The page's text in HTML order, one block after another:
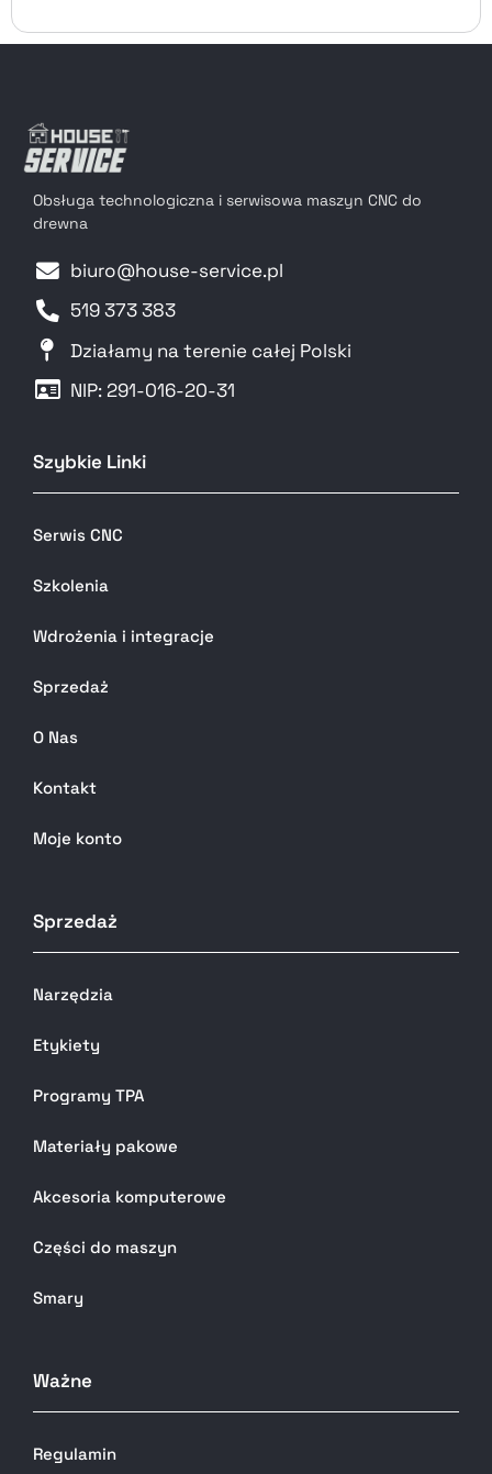
Obsługa technologiczna i serwisowa maszyn CNC do
drewna
biuro@house-service.pl
519 373 383
Działamy na terenie całej Polski
NIP: 291-016-20-31​
Szybkie Linki
Serwis CNC
Szkolenia
Wdrożenia i integracje
Sprzedaż
O Nas
Kontakt
Moje konto
Sprzedaż
Narzędzia
Etykiety
Programy TPA
Materiały pakowe
Akcesoria komputerowe
Części do maszyn
Smary
Ważne
Regulamin